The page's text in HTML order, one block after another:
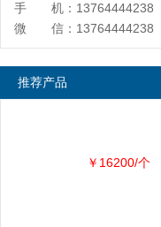
手 机：13764444238
微 信：13764444238
推荐产品
￥16200/个